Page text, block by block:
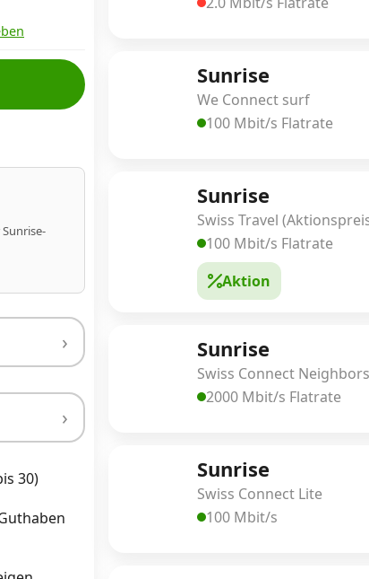
30)
Sunrise
We Connect surf
100 Mbit/s Flatrate
Sunrise
Swiss Travel
100 Mbit/s Flatrate
Aktion
Sunrise
Swiss Connect
2000 Mbit/s Flatrate
Sunrise
Swiss Connect Lite
100 Mbit/s